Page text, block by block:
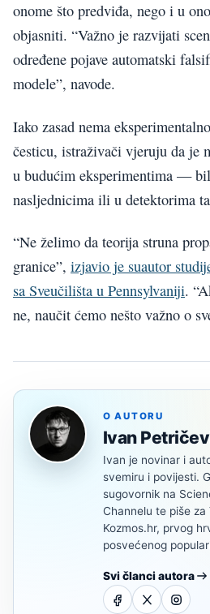
onome što predviđa, nego i u
objasniti. “Važno je razvijati
određene pojave automatski
modele”, navode.
Iako zasad nema
česticu, istraživači vjeruju da je
u budućim eksperimentima —
nasljednicima ili u detektorima
“Ne želimo da teorija struna
granice”, izjavio je suautor
sa Sveučilišta u Pennsylvaniji.
ne, naučit ćemo nešto važno o
O AUTORU
Ivan
Ivan je novinar i
svemiru i povijesti.
sugovornik na
Channelu te piše
Kozmos.hr, prvog
posvećenog
Svi članci autora